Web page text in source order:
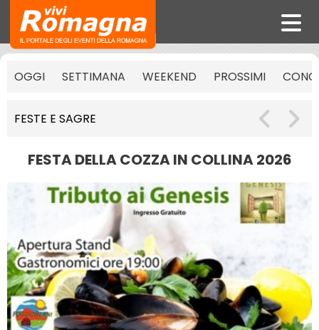
OGGI SETTIMANA WEEKEND PROSSIMI
FESTE E SAGRE
FESTA DELLA COZZA IN COLLINA 2026